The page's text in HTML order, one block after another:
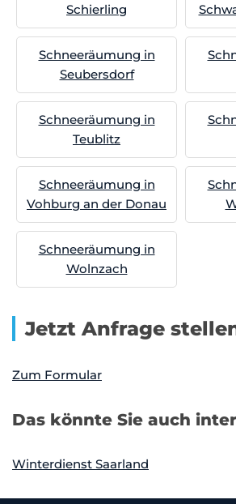
Schierling
Schneeräumung in
Seubersdorf
Schneeräumung in
Teublitz
Schneeräumung in
Vohburg an der Donau
Schneeräumung in
Wolnzach
Jetzt Anfrage
Zum Formular
Das könnte Sie auch
Winterdienst Saarland